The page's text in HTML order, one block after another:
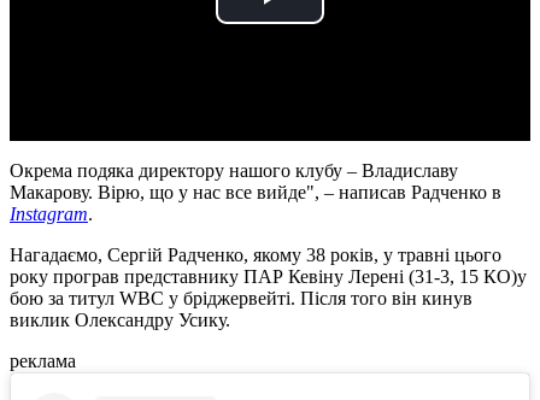
Play
Окрема подяка директору нашого клубу – Владиславу
Макарову. Вірю, що у нас все вийде", – написав Радченко в
Instagram.
Нагадаємо, Сергій Радченко, якому 38 років, у травні цього
року програв представнику ПАР Кевіну Лерені (31-3, 15 КО)у
бою за титул WBC у бріджервейті. Після того він кинув
виклик Олександру Усику.
реклама